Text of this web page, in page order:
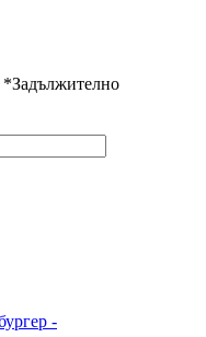
*Задължително